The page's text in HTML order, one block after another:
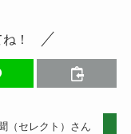
！
（セレクト）さん